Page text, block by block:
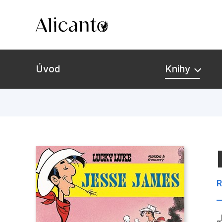
Úvod Knihy
Připravujeme
Bestsellery
Tipy redakce